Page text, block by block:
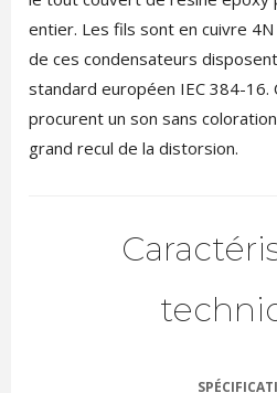
entier. Les fils sont en cuivre
de ces condensateurs
standard européen IEC 384-16.
procurent un son sans
grand recul de la distorsion.